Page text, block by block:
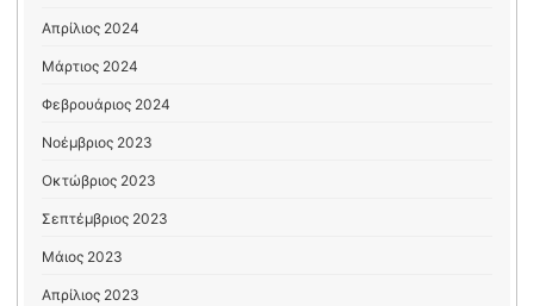
Απρίλιος 2024
Μάρτιος 2024
Φεβρουάριος 2024
Νοέμβριος 2023
Οκτώβριος 2023
Σεπτέμβριος 2023
Μάιος 2023
Απρίλιος 2023